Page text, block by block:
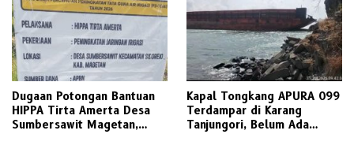
Dugaan Potongan Bantuan
HIPPA Tirta Amerta Desa
Sumbersawit Magetan,
Kapal Tongkang APURA 099
Terdampar di Karang
Tanjungori, Belum Ada